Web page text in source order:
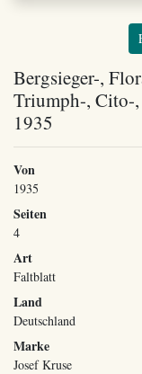
Bergsieger-,
Triumph-, Cito-
1935
Von
1935
Seiten
4
Art
Faltblatt
Land
Deutschland
Marke
Josef Kruse